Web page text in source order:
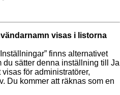
visas i listorna
finns alternativet
du sätter denna inställning till Ja
för administratörer,
Du kommer att räknas som en